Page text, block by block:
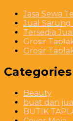
Jasa Sewa
Jual Sarung
Tersedia
Grosir
Grosir
Categories
Beauty
buat dan
BUTIK